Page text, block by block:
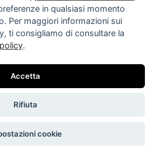
€ 135 20%
in qualsiasi momento
Per maggiori informazioni sui
ti consigliamo di consultare la
.
Accetta
Rifiuta
cookie